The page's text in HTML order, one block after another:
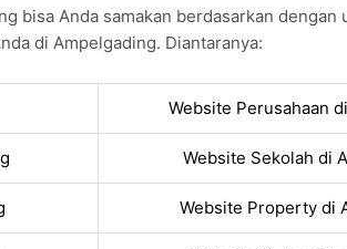
bisa Anda samakan berdasarkan dengan
di Ampelgading. Diantaranya:
Website Perusahaan
Website Sekolah di
Website Property di